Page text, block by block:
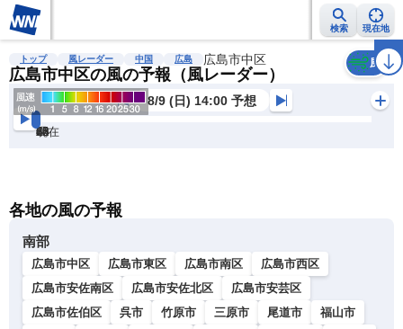
検索 現在地
雨雲レーダー 台風情報 地震情報 警報・注意報 2週間天気 ラ
トップ 風レーダー 中国 広島 広島市中区
広島市中区の風の予報（風レーダー）
風
8/9 (日) 14:00 予想
現在
6h
12
24
36
48
60
72
各地の風の予報
南部
広島市中区 広島市東区 広島市南区
広島市西区
広島市安佐南区
広島市安佐北区
広島市安芸区
広島市佐伯区
呉市 竹原市 三原市 尾道市
福山市